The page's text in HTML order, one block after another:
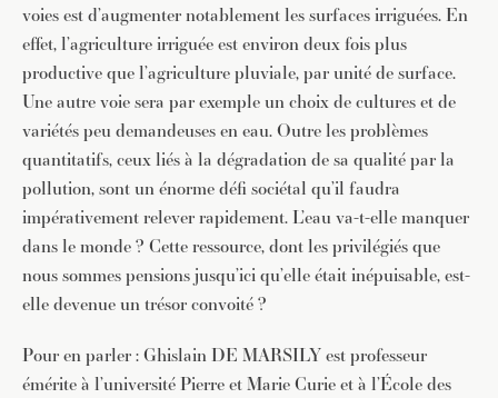
voies est d’augmenter notablement les surfaces irriguées. En
effet, l’agriculture irriguée est environ deux fois plus
productive que l’agriculture pluviale, par unité de surface.
Une autre voie sera par exemple un choix de cultures et de
variétés peu demandeuses en eau. Outre les problèmes
quantitatifs, ceux liés à la dégradation de sa qualité par la
pollution, sont un énorme défi sociétal qu’il faudra
impérativement relever rapidement. L’eau va-t-elle manquer
dans le monde ? Cette ressource, dont les privilégiés que
nous sommes pensions jusqu’ici qu’elle était inépuisable, est-
elle devenue un trésor convoité ?
Pour en parler : Ghislain DE MARSILY est professeur
émérite à l’université Pierre et Marie Curie et à l’École des